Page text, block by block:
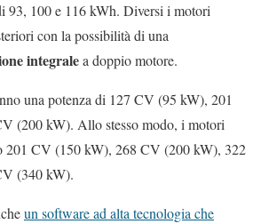
93, 100 e 116 kWh. Diversi i motori
con la possibilità di una
integralea doppio motore.
una potenza di 127 CV (95 kW), 201
(200 kW). Allo stesso modo, i motori
201 CV (150 kW), 268 CV (200 kW), 322
(340 kW).
un software ad alta tecnologia che